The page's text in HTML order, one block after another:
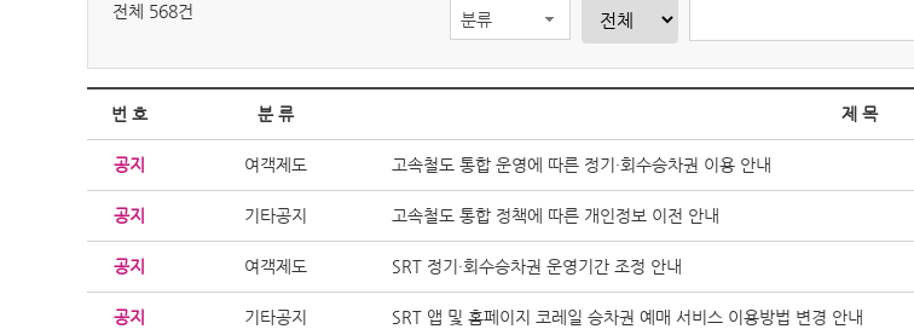
전체 568건 분류
번 호 분 류 제 목
공지 여객제도 고속철도 통합 운영에 따른 정기·회수승차권 이용 안내
공지 기타공지 고속철도 통합 정책에 따른 개인정보 이전 안내
공지 여객제도 SRT 정기·회수승차권 운영기간 조정 안내
공지 기타공지 SRT 앱 및 홈페이지 코레일 승차권 예매 서비스 이용방법 변경 안내